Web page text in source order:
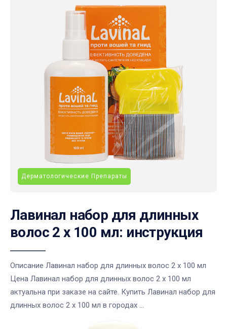
Дерматологические Препараты
Лавинал набор для длинных
волос 2 х 100 мл: инструкция
Описание Лавинал набор для длинных волос 2 х 100 мл
Цена Лавинал набор для длинных волос 2 х 100 мл
актуальна при заказе на сайте. Купить Лавинал набор для
длинных волос 2 х 100 мл в городах ...